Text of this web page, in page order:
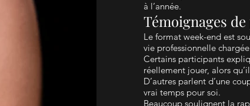
à l’année.
Témoignages
Le format week-end est
vie professionnelle
Certains participants
réellement jouer, alors
D’autres parlent d’une
vrai temps pour soi.
Beaucoup soulignent la